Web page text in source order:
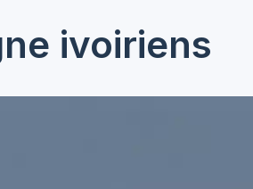
ivoiriens